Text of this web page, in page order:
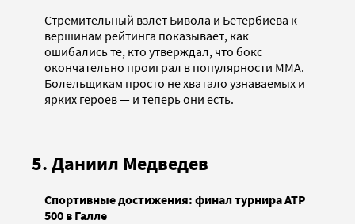
Стремительный взлет Бивола и Бетербиева к
вершинам рейтинга показывает, как
ошибались те, кто утверждал, что бокс
окончательно проиграл в популярности ММА.
Болельщикам просто не хватало узнаваемых и
ярких героев — и теперь они есть.
5. Даниил Медведев
Спортивные достижения: финал турнира ATP
500 в Галле